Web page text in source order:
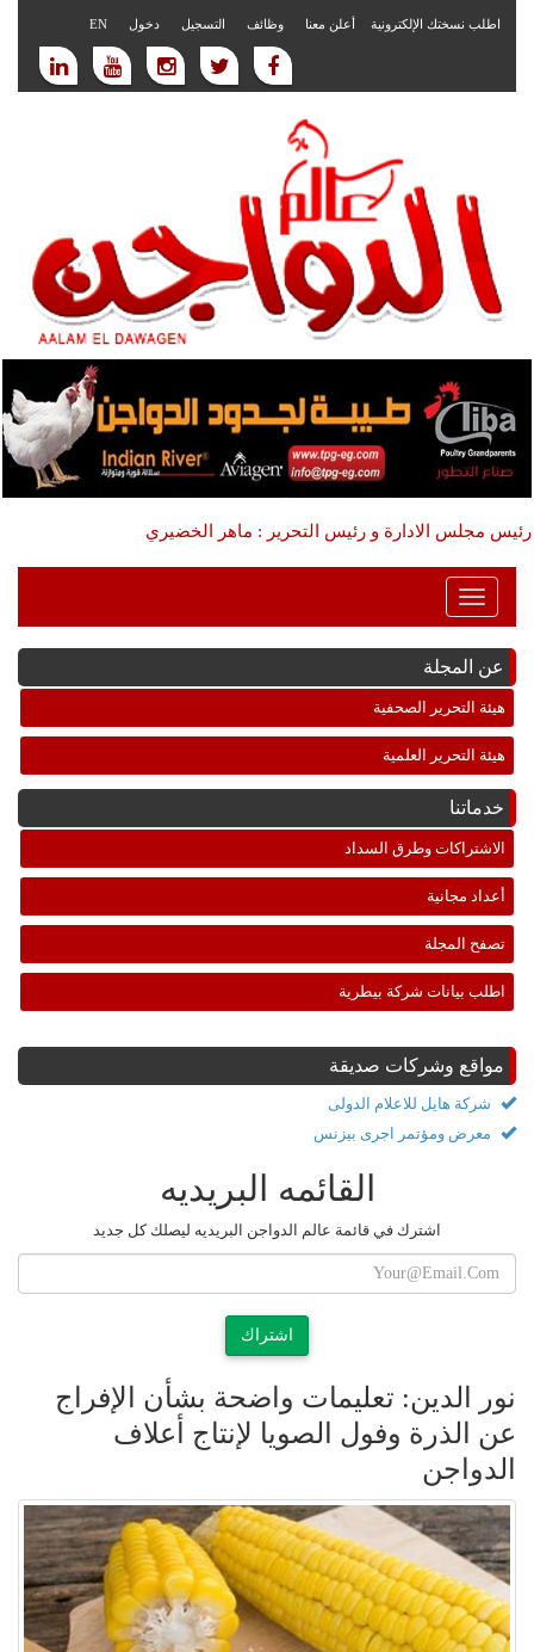
اطلب نسختك الإلكترونية أعلن معنا وظائف التسجيل دخول EN
رئيس مجلس الادارة و رئيس التحرير : ماهر الخضيري
Toggle
Navigation
عن المجلة
هيئة التحرير الصحفية
هيئة التحرير العلمية
خدماتنا
الاشتراكات وطرق السداد
أعداد مجانية
تصفح المجلة
اطلب بيانات شركة بيطرية
مواقع وشركات صديقة
شركة هايل للاعلام الدولى
معرض ومؤتمر اجرى بيزنس
القائمه البريديه
اشترك في قائمة عالم الدواجن البريديه ليصلك كل جديد
اشتراك
نور الدين: تعليمات واضحة بشأن الإفراج
عن الذرة وفول الصويا لإنتاج أعلاف
الدواجن